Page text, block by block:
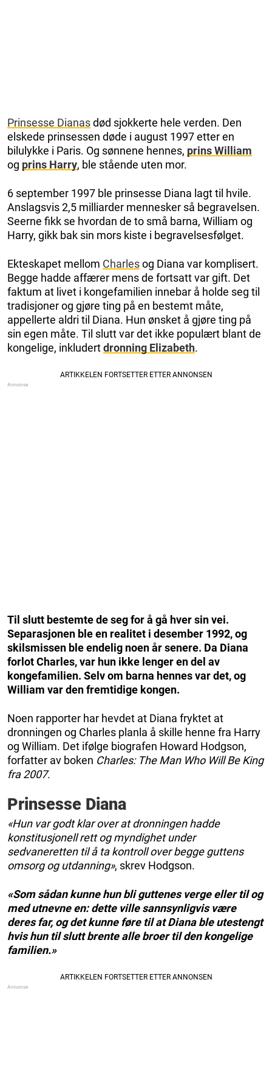
Prinsesse Dianasdød sjokkerte hele verden. Den
elskede prinsessen døde i august 1997 etter en
bilulykke i Paris. Og sønnene hennes, prins William
og prins Harry, ble stående uten mor.
6 september 1997 ble prinsesse Diana lagt til hvile.
Anslagsvis 2,5 milliarder mennesker så begravelsen.
Seerne fikk se hvordan de to små barna, William og
Harry, gikk bak sin mors kiste i begravelsesfølget.
Ekteskapet mellom Charlesog Diana var komplisert.
Begge hadde affærer mens de fortsatt var gift. Det
faktum at livet i kongefamilien innebar å holde seg til
tradisjoner og gjøre ting på en bestemt måte,
appellerte aldri til Diana. Hun ønsket å gjøre ting på
sin egen måte. Til slutt var det ikke populært blant de
kongelige, inkludertdronning Elizabeth.
Til slutt bestemte de seg for å gå hver sin vei.
Separasjonen ble en realitet i desember 1992, og
skilsmissen ble endelig noen år senere. Da Diana
forlot Charles, var hun ikke lenger en del av
kongefamilien. Selv om barna hennes var det, og
William var den fremtidige kongen.
Noen rapporter har hevdet at Diana fryktet at
dronningen og Charles planla å skille henne fra Harry
og William. Det ifølge biografen Howard Hodgson,
forfatter av boken Charles: The Man Who Will Be King
fra 2007.
Prinsesse Diana
«Hun var godt klar over at dronningen hadde
konstitusjonell rett og myndighet under
sedvaneretten til å ta kontroll over begge guttens
omsorg og utdanning», skrev Hodgson.
«Som sådan kunne hun bli guttenes verge eller til og
med utnevne en: dette ville sannsynligvis være
deres far, og det kunne føre til at Diana ble utestengt
hvis hun til slutt brente alle broer til den kongelige
familien.»